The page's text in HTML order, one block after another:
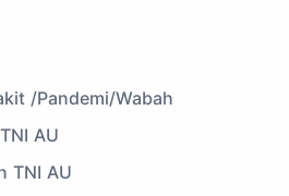
/Pandemi/Wabah
AU
TNI AU